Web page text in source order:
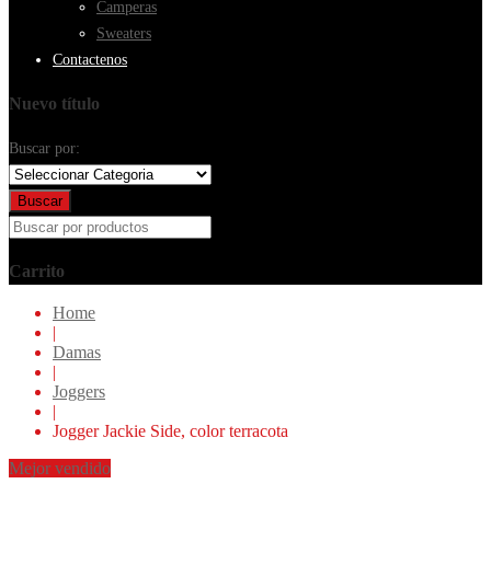
Camperas
Sweaters
Contactenos
Nuevo título
Buscar por:
Buscar
Carrito
Home
|
Damas
|
Joggers
|
Jogger Jackie Side, color terracota
Mejor vendido